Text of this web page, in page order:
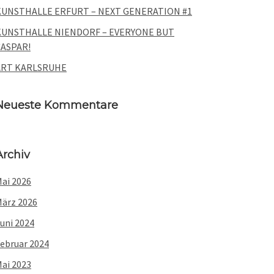
ERFURT – NEXT GENERATION #1
NIENDORF – EVERYONE BUT
KARLSRUHE
Kommentare
2026
2026
2024
2024
2023